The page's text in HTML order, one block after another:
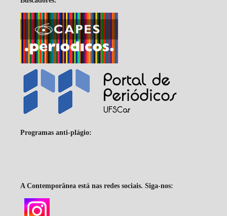
Programas anti-plágio:
A Contemporânea está nas redes sociais. Siga-nos: